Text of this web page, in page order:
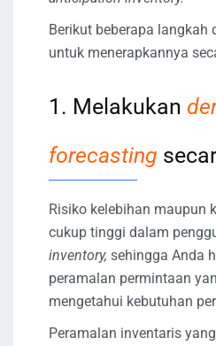
Berikut beberapa langkah
untuk menerapkannya
1. Melakukan
forecasting
Risiko kelebihan maupun
cukup tinggi dalam
inventory, sehingga Anda
peramalan permintaan
mengetahui kebutuhan
Peramalan inventaris